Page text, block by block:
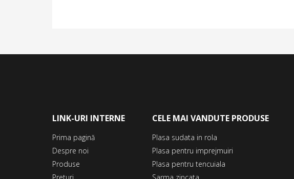
LINK-URI INTERNE
Prima pagină
Despre noi
Produse
CELE MAI VANDUTE PRODUSE
Plasa sudata in rola
Plasa pentru imprejmuiri
Plasa pentru tencuiala